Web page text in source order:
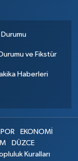
Durumu
ve Fikstür
Haberleri
EKONOMİ
DÜZCE
Kuralları